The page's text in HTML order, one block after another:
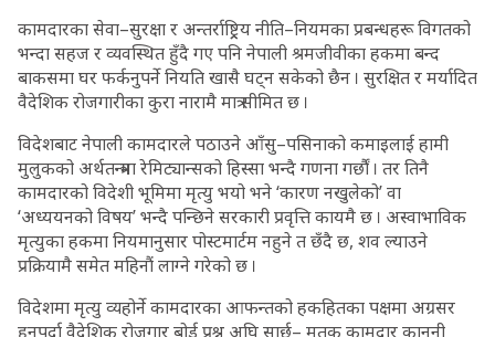
कामदारका सेवा–सुरक्षा र अन्तर्राष्ट्र्रिय नीति–नियमका प्रबन्धहरू विगतको
भन्दा सहज र व्यवस्थित हुँदै गए पनि नेपाली श्रमजीवीका हकमा बन्द
बाकसमा घर फर्कनुपर्ने नियति खासै घट्न सकेको छैन । सुरक्षित र मर्यादित
वैदेशिक रोजगारीका कुरा नारामै मात्र सीमित छ ।
विदेशबाट नेपाली कामदारले पठाउने आँसु–पसिनाको कमाइलाई हामी
मुलुकको अर्थतन्त्रमा रेमिट्यान्सको हिस्सा भन्दै गणना गर्छौं । तर तिनै
कामदारको विदेशी भूमिमा मृत्यु भयो भने ‘कारण नखुलेको’ वा
‘अध्ययनको विषय’ भन्दै पन्छिने सरकारी प्रवृत्ति कायमै छ । अस्वाभाविक
मृत्युका हकमा नियमानुसार पोस्टमार्टम नहुने त छँदै छ, शव ल्याउने
प्रक्रियामै समेत महिनौं लाग्ने गरेको छ ।
विदेशमा मृत्यु व्यहोर्ने कामदारका आफन्तको हकहितका पक्षमा अग्रसर
हुनुपर्दा वैदेशिक रोजगार बोर्ड प्रश्न अघि सार्छ– मृतक कामदार कानुनी